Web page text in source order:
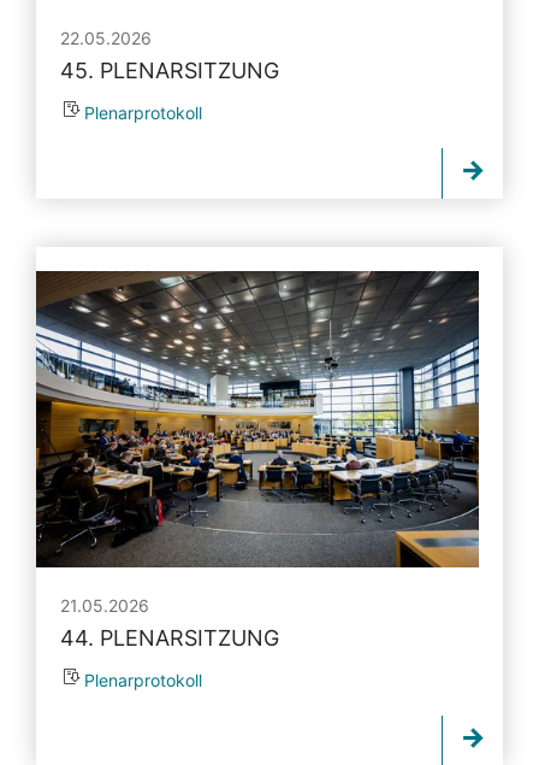
22.05.2026
45. PLENARSITZUNG
Plenarprotokoll
21.05.2026
44. PLENARSITZUNG
Plenarprotokoll